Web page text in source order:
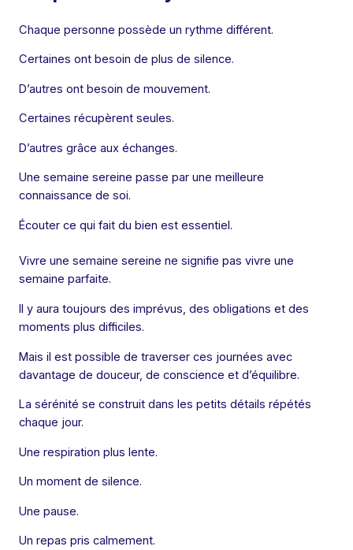
Chaque personne possède un rythme différent.
Certaines ont besoin de plus de silence.
D’autres ont besoin de mouvement.
Certaines récupèrent seules.
D’autres grâce aux échanges.
Une semaine sereine passe par une meilleure
connaissance de soi.
Écouter ce qui fait du bien est essentiel.
Vivre une semaine sereine ne signifie pas vivre une
semaine parfaite.
Il y aura toujours des imprévus, des obligations et des
moments plus difficiles.
Mais il est possible de traverser ces journées avec
davantage de douceur, de conscience et d’équilibre.
La sérénité se construit dans les petits détails répétés
chaque jour.
Une respiration plus lente.
Un moment de silence.
Une pause.
Un repas pris calmement.